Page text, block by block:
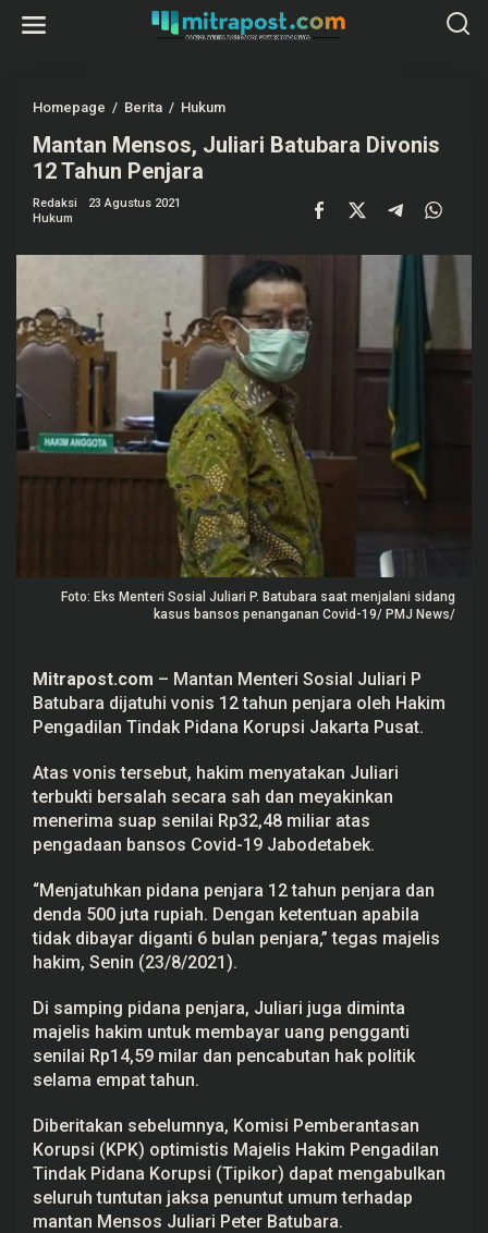
Homepage / Berita / Hukum
n
t
s
s
J
u
l
i
a
r
i
B
a
t
u
b
a
r
a
D
i
v
o
1
2
T
a
n
P
e
n
j
a
Mantan Mensos, Juliari Batubara Divonis
12 Tahun Penjara
Redaksi
23 Agustus 2021
Hukum
Foto: Eks Menteri Sosial Juliari P. Batubara saat menjalani sidang
kasus bansos penanganan Covid-19/ PMJ News/
Mitrapost.com – Mantan Menteri Sosial Juliari P
Batubara dijatuhi vonis 12 tahun penjara oleh Hakim
Pengadilan Tindak Pidana Korupsi Jakarta Pusat.
Atas vonis tersebut, hakim menyatakan Juliari
terbukti bersalah secara sah dan meyakinkan
menerima suap senilai Rp32,48 miliar atas
pengadaan bansos Covid-19 Jabodetabek.
“Menjatuhkan pidana penjara 12 tahun penjara dan
denda 500 juta rupiah. Dengan ketentuan apabila
tidak dibayar diganti 6 bulan penjara,” tegas majelis
hakim, Senin (23/8/2021).
Di samping pidana penjara, Juliari juga diminta
majelis hakim untuk membayar uang pengganti
senilai Rp14,59 milar dan pencabutan hak politik
selama empat tahun.
Diberitakan sebelumnya, Komisi Pemberantasan
Korupsi (KPK) optimistis Majelis Hakim Pengadilan
Tindak Pidana Korupsi (Tipikor) dapat mengabulkan
seluruh tuntutan jaksa penuntut umum terhadap
mantan Mensos Juliari Peter Batubara.